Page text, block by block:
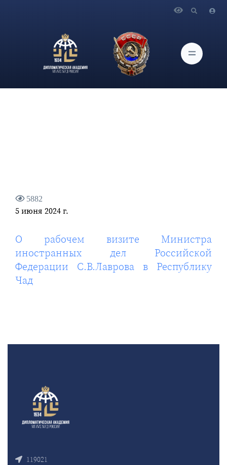
Федерации С.В.Лаврова в Республику Чад
5882
5 июня 2024 г.
О рабочем визите Министра
иностранных дел Российской
Федерации С.В.Лаврова в Республику
Чад
119021